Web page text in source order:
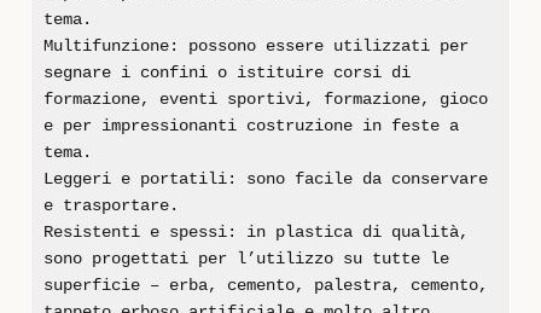
tema.
Multifunzione: possono essere utilizzati per
segnare i confini o istituire corsi di
formazione, eventi sportivi, formazione, gioco
e per impressionanti costruzione in feste a
tema.
Leggeri e portatili: sono facile da conservare
e trasportare.
Resistenti e spessi: in plastica di qualità,
sono progettati per l’utilizzo su tutte le
superficie – erba, cemento, palestra, cemento,